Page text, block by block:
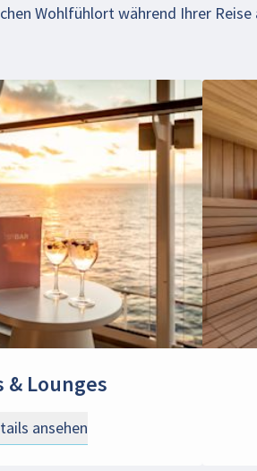
Wohlfühlort während Ihrer Reise
& Lounges
ansehen